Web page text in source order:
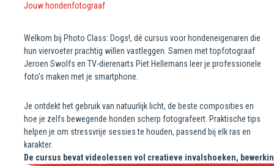
Jouw hondenfotograaf
Welkom bij Photo Class: Dogs!, dé cursus voor hondeneigenaren die
hun viervoeter prachtig willen vastleggen. Samen met topfotograaf
Jeroen Swolfs en TV-dierenarts Piet Hellemans leer je professionele
foto’s maken met je smartphone.
Je ontdekt het gebruik van natuurlijk licht, de beste composities en
hoe je zelfs bewegende honden scherp fotografeert. Praktische tips
helpen je om stressvrije sessies te houden, passend bij elk ras en
karakter.
De cursus bevat videolessen vol creatieve invalshoeken,